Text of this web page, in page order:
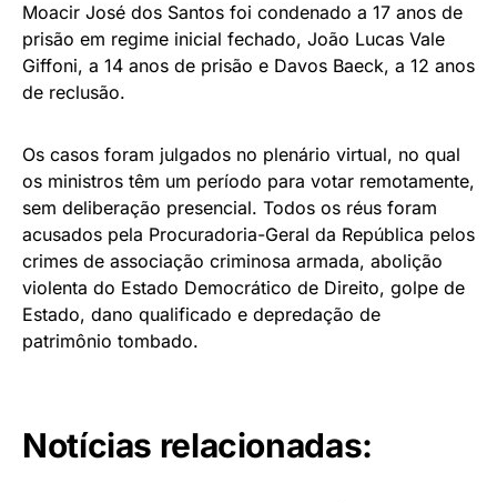
Moacir José dos Santos foi condenado a 17 anos de
prisão em regime inicial fechado, João Lucas Vale
Giffoni, a 14 anos de prisão e Davos Baeck, a 12 anos
de reclusão.
Os casos foram julgados no plenário virtual, no qual
os ministros têm um período para votar remotamente,
sem deliberação presencial. Todos os réus foram
acusados pela Procuradoria-Geral da República pelos
crimes de associação criminosa armada, abolição
violenta do Estado Democrático de Direito, golpe de
Estado, dano qualificado e depredação de
patrimônio tombado.
Notícias relacionadas: